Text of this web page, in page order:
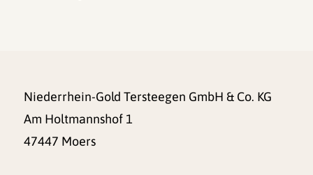
Niederrhein-Gold Tersteegen GmbH & Co. KG
Am Holtmannshof 1
47447 Moers